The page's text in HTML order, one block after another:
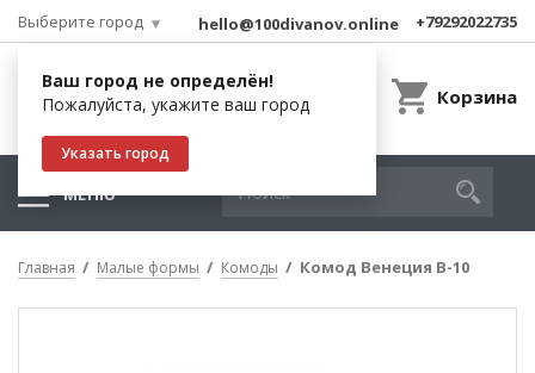
Выберите город
Ваш город не определён!
Пожалуйста, укажите ваш город
Указать город
hello@100divanov.online +79292022735
Корзина
МЕНЮ
Главная Малые формы Комоды Комод Венеция В-10